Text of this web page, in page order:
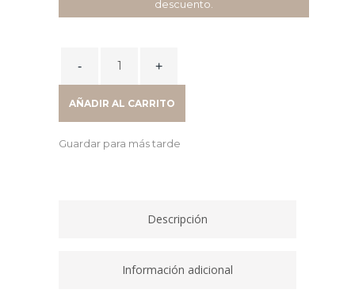
descuento.
CF213A
AÑADIR AL CARRITO
Guardar para más tarde
Descripción
Información adicional